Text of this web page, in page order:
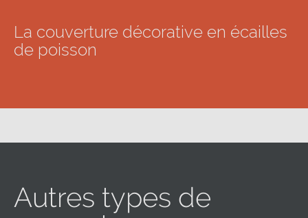
La couverture décorative en écailles
de poisson
Autres types de